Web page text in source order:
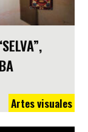
Artes visuales